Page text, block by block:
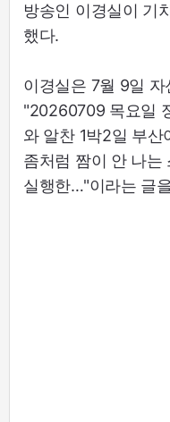
방송인 이경실이 기
했다.
이경실은 7월 9일
"20260709 목요일
와 알찬 1박2일 부
좀처럼 짬이 안 나는
실행한…"이라는 글